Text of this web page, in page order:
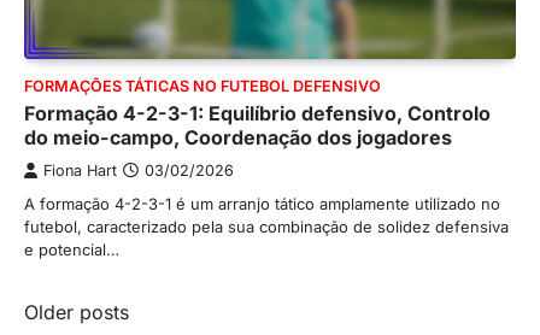
FORMAÇÕES TÁTICAS NO FUTEBOL DEFENSIVO
Formação 4-2-3-1: Equilíbrio defensivo, Controlo
do meio-campo, Coordenação dos jogadores
Fiona Hart 03/02/2026
A formação 4-2-3-1 é um arranjo tático amplamente utilizado no
futebol, caracterizado pela sua combinação de solidez defensiva
e potencial…
Posts
Older posts